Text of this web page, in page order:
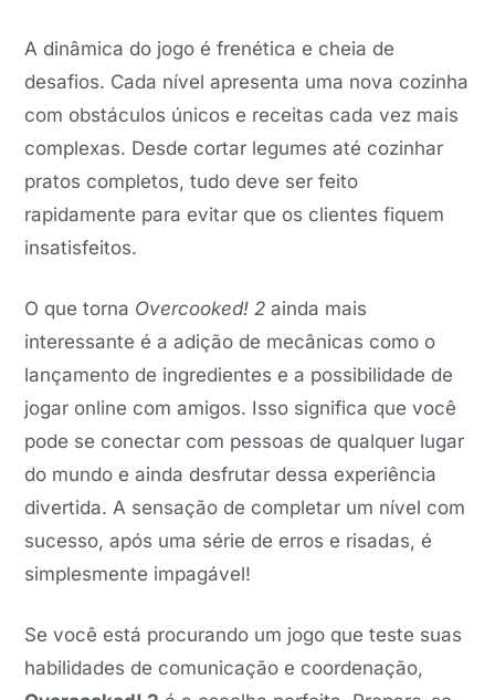
A dinâmica do jogo é frenética e cheia de
desafios. Cada nível apresenta uma nova cozinha
com obstáculos únicos e receitas cada vez mais
complexas. Desde cortar legumes até cozinhar
pratos completos, tudo deve ser feito
rapidamente para evitar que os clientes fiquem
insatisfeitos.
O que torna Overcooked! 2 ainda mais
interessante é a adição de mecânicas como o
lançamento de ingredientes e a possibilidade de
jogar online com amigos. Isso significa que você
pode se conectar com pessoas de qualquer lugar
do mundo e ainda desfrutar dessa experiência
divertida. A sensação de completar um nível com
sucesso, após uma série de erros e risadas, é
simplesmente impagável!
Se você está procurando um jogo que teste suas
habilidades de comunicação e coordenação,